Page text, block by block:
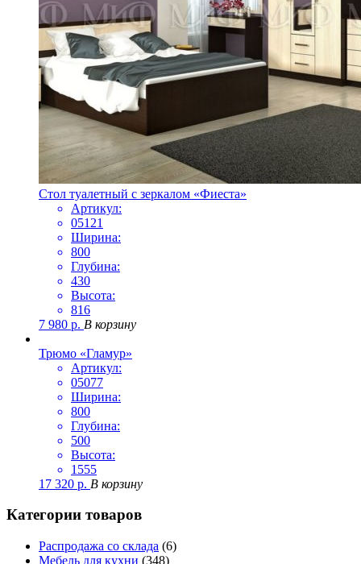
Стол туалетный с зеркалом «Фиеста»
Артикул:
05121
Ширина:
800
Глубина:
430
Высота:
816
7 980 р. В корзину
Трюмо «Гламур»
Артикул:
05077
Ширина:
800
Глубина:
500
Высота:
1555
17 320 р. В корзину
Категории товаров
Распродажа со склада (6)
Мебель для кухни (348)